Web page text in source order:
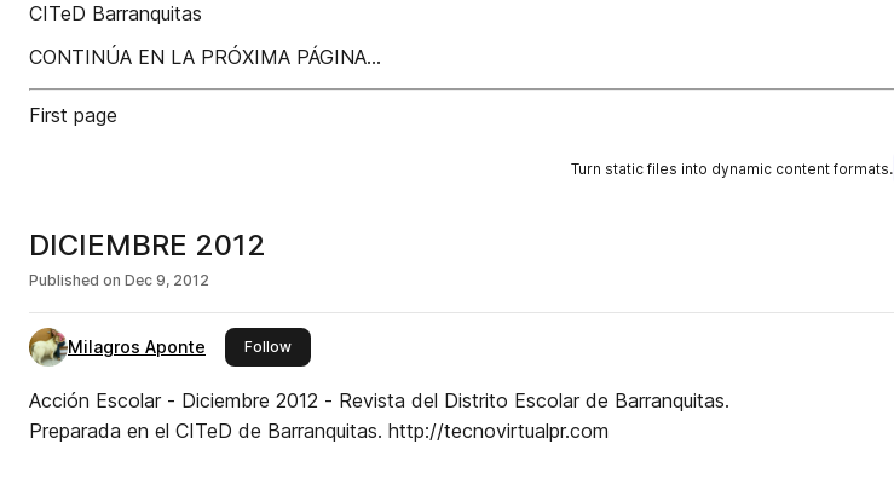
CITeD Barranquitas
CONTINÚA EN LA PRÓXIMA PÁGINA...
First page
Turn static files into dynamic content formats.
DICIEMBRE 2012
Published on Dec 9, 2012
Milagros Aponte Followthis publisher
Acción Escolar - Diciembre 2012 - Revista del Distrito Escolar de Barranquitas.
Preparada en el CITeD de Barranquitas. http://tecnovirtualpr.com